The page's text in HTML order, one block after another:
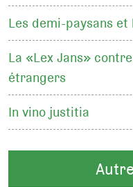
Les demi-paysans
La «Lex Jans»
étrangers
In vino justitia